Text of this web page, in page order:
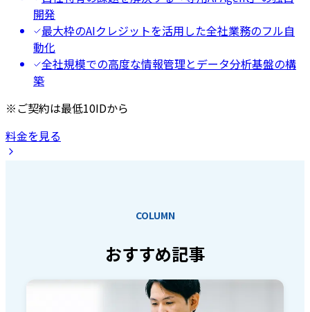
開発
最大枠のAIクレジットを活用した全社業務のフル自
動化
全社規模での高度な情報管理とデータ分析基盤の構
築
※ご契約は最低10IDから
料金を見る
COLUMN
おすすめ記事